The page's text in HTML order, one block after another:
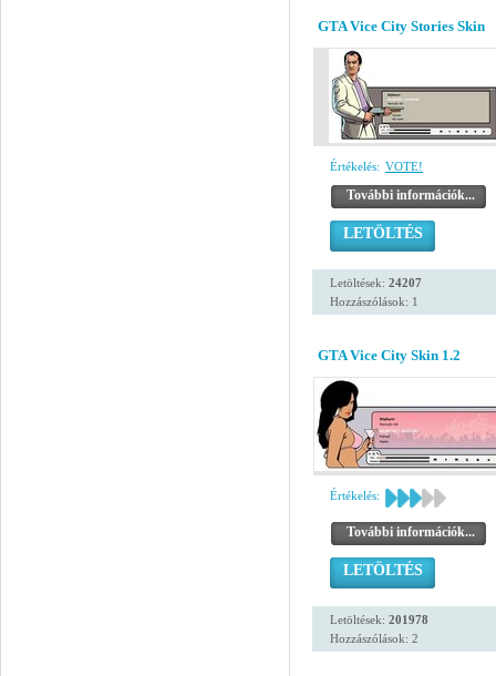
GTA Vice City Stories Skin
Értékelés: VOTE!
További információk...
LETÖLTÉS
Letöltések: 24207
Hozzászólások: 1
GTA Vice City Skin 1.2
Értékelés:
További információk...
LETÖLTÉS
Letöltések: 201978
Hozzászólások: 2